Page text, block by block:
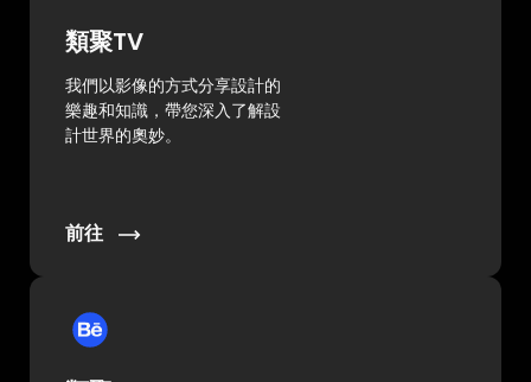
類聚TV
我們以影像的方式分享設計的
樂趣和知識，帶您深入了解設
計世界的奧妙。
前往